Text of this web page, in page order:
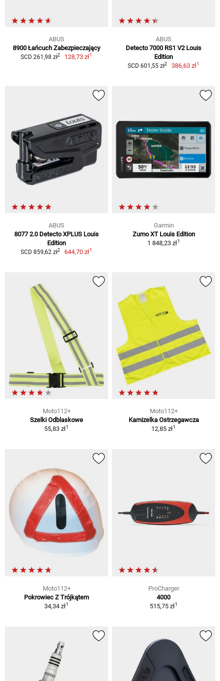
ABUS
8900 Łańcuch Zabezpieczający
SCD 261,98 zł2 128,73 zł1
ABUS
Detecto 7000 RS1 V2 Louis
Edition
SCD 601,55 zł2 386,63 zł1
ABUS
8077 2.0 Detecto XPLUS Louis
Edition
SCD 859,62 zł2 644,70 zł1
Garmin
Zumo XT Louis Edition
1 848,23 zł1
Moto112+
Szelki Odblaskowe
55,83 zł1
Moto112+
Kamizelka Ostrzegawcza
12,85 zł1
Moto112+
Pokrowiec Z Trójkątem
34,34 zł1
ProCharger
4000
515,75 zł1